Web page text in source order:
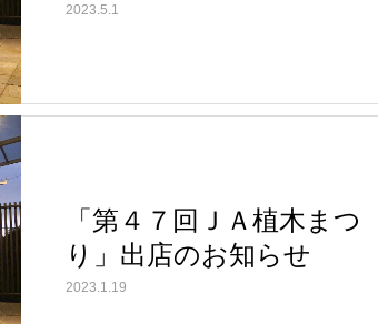
2023.5.1
「第４７回ＪＡ植木まつ
り」出店のお知らせ
2023.1.19